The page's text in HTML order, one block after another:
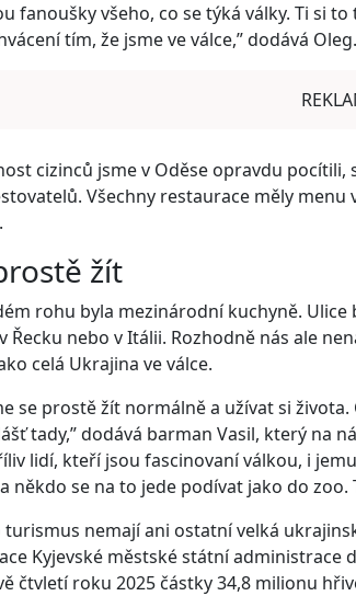
fanoušky všeho, co se týká války. Ti si
tím, že jsme ve válce,” dodává Oleg.
cizinců jsme v Oděse opravdu
Všechny restaurace měly
žít
rohu byla mezinárodní kuchyně.
Řecku nebo v Itálii. Rozhodně nás ale
celá Ukrajina ve válce.
se prostě žít normálně a užívat si
tady,” dodává barman Vasil, který na
lidí, kteří jsou fascinovaní válkou, i
někdo se na to jede podívat jako do zoo.
turismus nemají ani ostatní velká
Kyjevské městské státní administrace
čtvletí roku 2025 částky 34,8 milionu